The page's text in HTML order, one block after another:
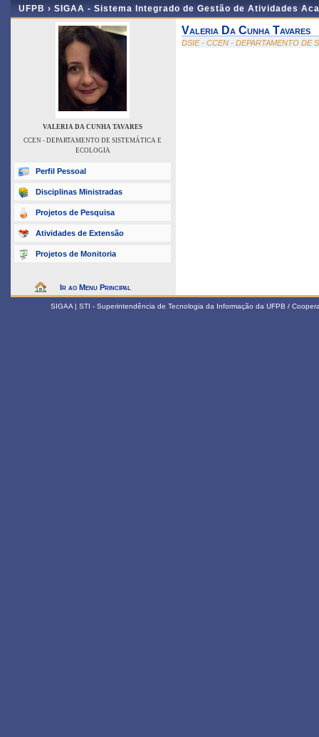
UFPB › SIGAA - Sistema Integrado de Gestão de Atividades
VALERIA DA CUNHA TAVARES
CCEN - DEPARTAMENTO DE SISTEMÁTICA E
ECOLOGIA
Perfil Pessoal
Disciplinas Ministradas
Projetos de Pesquisa
Atividades de Extensão
Projetos de Monitoria
Ir ao Menu Principal
Valeria Da Cunha Tavares
DSIE - CCEN - DEPARTAMENTO DE
SIGAA | STI - Superintendência de Tecnologia da Informação da UFPB /